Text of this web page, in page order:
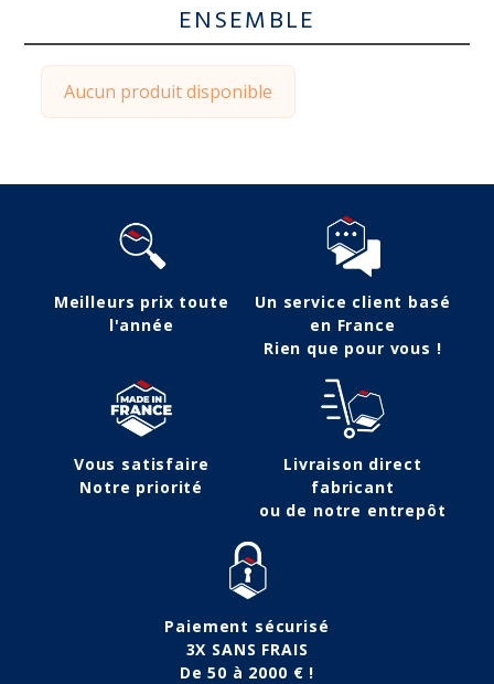
ENSEMBLE
Aucun produit disponible
Meilleurs prix toute
l'année
Un service client basé
en France
Rien que pour vous !
Vous satisfaire
Notre priorité
Livraison direct
fabricant
ou de notre entrepôt
Paiement sécurisé
3X SANS FRAIS
De 50 à 2000 € !